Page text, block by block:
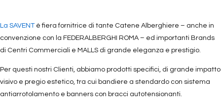
La SAVENTè fiera fornitrice di tante Catene Alberghiere – anche in
convenzione con la FEDERALBERGHI ROMA – ed importanti Brands
di Centri Commerciali e MALLS di grande eleganza e prestigio.
Per questi nostri Clienti, abbiamo prodotti specifici, di grande impatto
visivo e pregio estetico, tra cui bandiere a stendardo con sistema
antiarrotolamento e banners con bracci autotensionanti.